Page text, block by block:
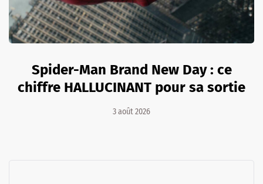
Spider-Man Brand New Day : ce
chiffre HALLUCINANT pour sa sortie
3 août 2026